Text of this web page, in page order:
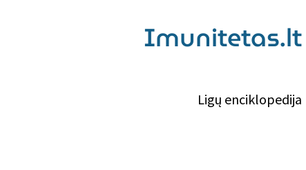
Imunitetas.lt
Ligų enciklopedija